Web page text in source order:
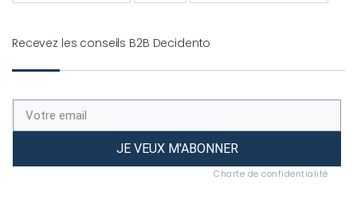
Recevez les conseils B2B Decidento
JE VEUX M'ABONNER
Charte de confidentialité